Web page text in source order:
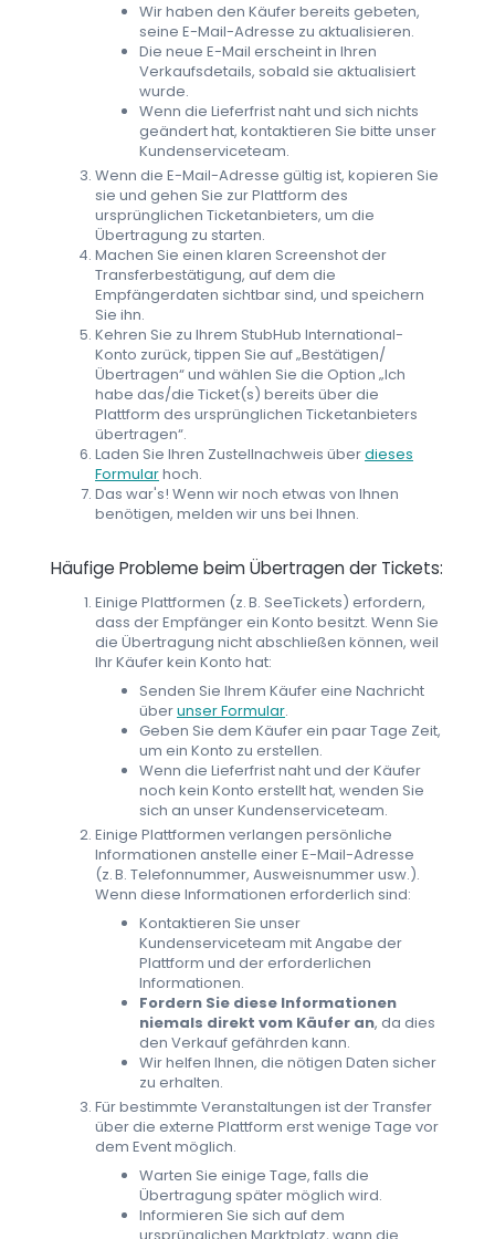
Wir haben den Käufer bereits gebeten,
seine E-Mail-Adresse zu aktualisieren.
Die neue E-Mail erscheint in Ihren
Verkaufsdetails, sobald sie aktualisiert
wurde.
Wenn die Lieferfrist naht und sich nichts
geändert hat, kontaktieren Sie bitte unser
Kundenserviceteam.
Wenn die E-Mail-Adresse gültig ist, kopieren Sie
sie und gehen Sie zur Plattform des
ursprünglichen Ticketanbieters, um die
Übertragung zu starten.
Machen Sie einen klaren Screenshot der
Transferbestätigung, auf dem die
Empfängerdaten sichtbar sind, und speichern
Sie ihn.
Kehren Sie zu Ihrem StubHub International-
Konto zurück, tippen Sie auf „Bestätigen/
Übertragen“ und wählen Sie die Option „Ich
habe das/die Ticket(s) bereits über die
Plattform des ursprünglichen Ticketanbieters
übertragen“.
Laden Sie Ihren Zustellnachweis überdieses
Formularhoch.
Das war's! Wenn wir noch etwas von Ihnen
benötigen, melden wir uns bei Ihnen.
Häufige Probleme beim Übertragen der Tickets:
Einige Plattformen (z. B. SeeTickets) erfordern,
dass der Empfänger ein Konto besitzt. Wenn Sie
die Übertragung nicht abschließen können, weil
Ihr Käufer kein Konto hat:
Senden Sie Ihrem Käufer eine Nachricht
überunser Formular.
Geben Sie dem Käufer ein paar Tage Zeit,
um ein Konto zu erstellen.
Wenn die Lieferfrist naht und der Käufer
noch kein Konto erstellt hat, wenden Sie
sich an unser Kundenserviceteam.
Einige Plattformen verlangen persönliche
Informationen anstelle einer E-Mail-Adresse
(z. B. Telefonnummer, Ausweisnummer usw.).
Wenn diese Informationen erforderlich sind:
Kontaktieren Sie unser
Kundenserviceteam mit Angabe der
Plattform und der erforderlichen
Informationen.
Fordern Sie diese Informationen
niemals direkt vom Käufer an, da dies
den Verkauf gefährden kann.
Wir helfen Ihnen, die nötigen Daten sicher
zu erhalten.
Für bestimmte Veranstaltungen ist der Transfer
über die externe Plattform erst wenige Tage vor
dem Event möglich.
Warten Sie einige Tage, falls die
Übertragung später möglich wird.
Informieren Sie sich auf dem